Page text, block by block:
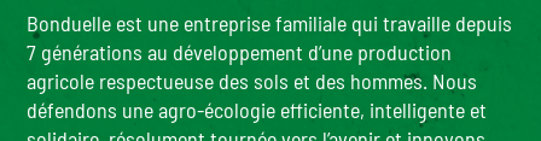
Bonduelle est une entreprise familiale qui travaille depuis
7 générations au développement d’une production
agricole respectueuse des sols et des hommes. Nous
défendons une agro-écologie efficiente, intelligente et